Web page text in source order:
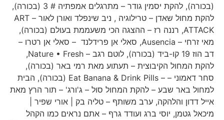
(בכורה), להקת יסמין גודר – מתרגלים אמפתיה # 3 (בכורה),
להקת מחול שאדן – טרילוגיה , ניב שינפלד ואורן לאור – ART
ATTACK, רננה רז – ההצגה הכי משעממת בעולם (בכורה),
מאי זרחי – Ausencia, סאלי אן פרידלנד – סאלי אן רטרו –
דב הוז 19 קו-ביד (בכורה), לוטם רגב – Nature • Fresh,
להקת המחול הקיבוצית – תעתוע מאת רמי באר (בכורה),
סחר דאמוני – – Eat Banana & Drink Pills (בכורה), הבית
למחול באר שבע – להקת המחול סול – ג'ורג' – תור הרץ מאת
אייל דדון והלהקה, ערב משותף – טליה בק | אורי שפיר |
מיכאל גטמן, יוסי ברג ועודד גרף – אתם נראים כמו הקהל